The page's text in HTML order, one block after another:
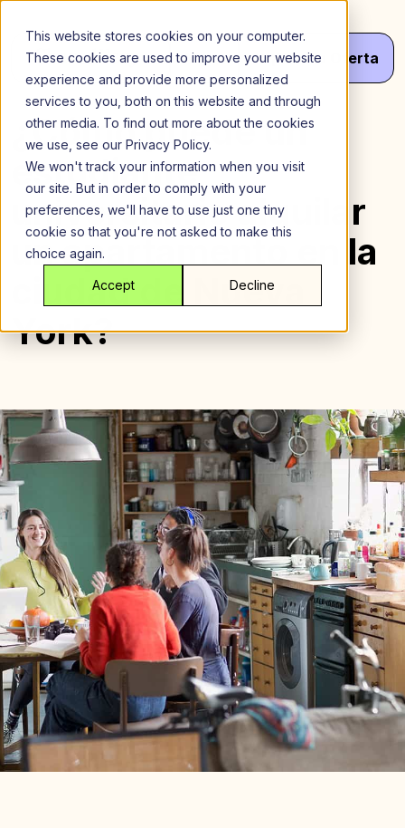
This website stores cookies on your computer.
These cookies are used to improve your website
experience and provide more personalized
services to you, both on this website and through
other media. To find out more about the cookies
we use, see our Privacy Policy.
We won't track your information when you visit
our site. But in order to comply with your
preferences, we'll have to use just one tiny
cookie so that you're not asked to make this
choice again.
Accept Decline
Saltar
contenido
Menú
¡HazTu Oferta
¿Cómo puede un
estudiante
universitario alquilar
un apartamento en la
ciudad de Nueva
York?